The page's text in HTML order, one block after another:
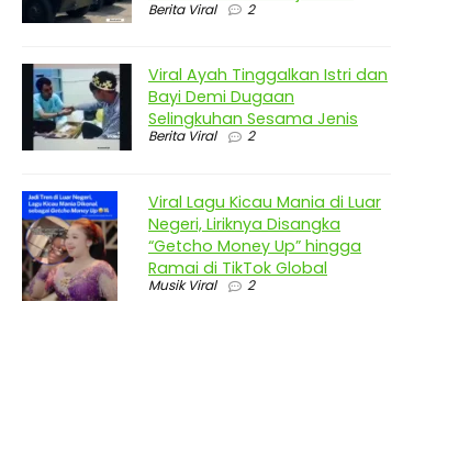
Berita Viral 2
Viral Ayah Tinggalkan Istri dan
Bayi Demi Dugaan
Selingkuhan Sesama Jenis
Berita Viral 2
Viral Lagu Kicau Mania di Luar
Negeri, Liriknya Disangka
“Getcho Money Up” hingga
Ramai di TikTok Global
Musik Viral 2